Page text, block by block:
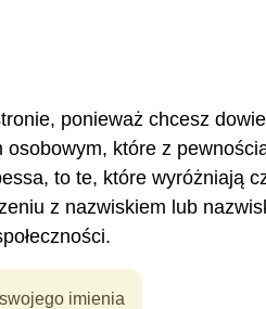
ponieważ chcesz
które z
to te, które wyróżniają
z nazwiskiem lub
imienia